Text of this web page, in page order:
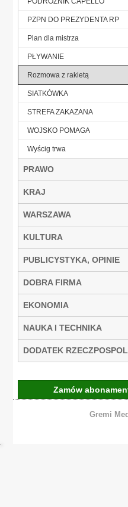
PZPN DO PREZYDENTA RP
Plan dla mistrza
PŁYWANIE
Rozmowa z rakietą
SIATKÓWKA
STREFA ZAKAZANA
WOJSKO POMAGA
Wyścig trwa
PRAWO
KRAJ
WARSZAWA
KULTURA
PUBLICYSTYKA, OPINIE
DOBRA FIRMA
EKONOMIA
NAUKA I TECHNIKA
DODATEK
Zamów
Gremi